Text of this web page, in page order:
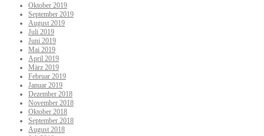
Oktober 2019
September 2019
August 2019
Juli 2019
Juni 2019
Mai 2019
April 2019
März 2019
Februar 2019
Januar 2019
Dezember 2018
November 2018
Oktober 2018
September 2018
August 2018